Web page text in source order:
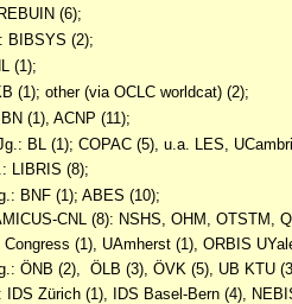
(6);
BIBSYS (2);
(1);
(1); other (via OCLC worldcat) (2);
(1), ACNP (11);
BL (1); COPAC (5), u.a. LES,
LIBRIS (8);
BNF (1); ABES (10);
CNL (8): NSHS, OHM, OTSTM,
(1), UAmherst (1), ORBIS
ÖNB (2), ÖLB (3), ÖVK (5), UB KTU
IDS Zürich (1), IDS Basel-Bern (4),